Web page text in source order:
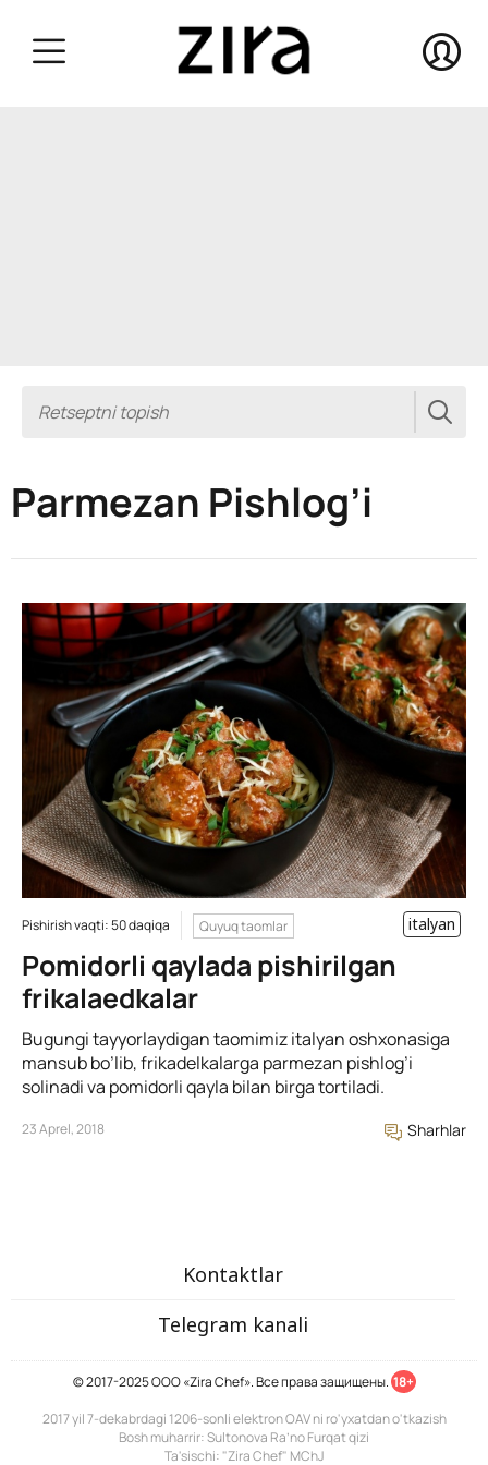
Parmezan Pishlog’i
Pishirish vaqti: 50 daqiqa Quyuq taomlar italyan
Pomidorli qaylada pishirilgan
frikalaedkalar
Bugungi tayyorlaydigan taomimiz italyan oshxonasiga
mansub bo’lib, frikadelkalarga parmezan pishlog’i
solinadi va pomidorli qayla bilan birga tortiladi.
23 Aprel, 2018 Sharhlar
Kontaktlar
Telegram kanali
© 2017-2025 ООО «Zira Chef». Все права защищены. 18+
2017 yil 7-dekabrdagi 1206-sonli elektron OAV ni ro'yxatdan o'tkazish
Bosh muharrir: Sultonova Ra’no Furqat qizi
Ta'sischi: "Zira Chef" MChJ